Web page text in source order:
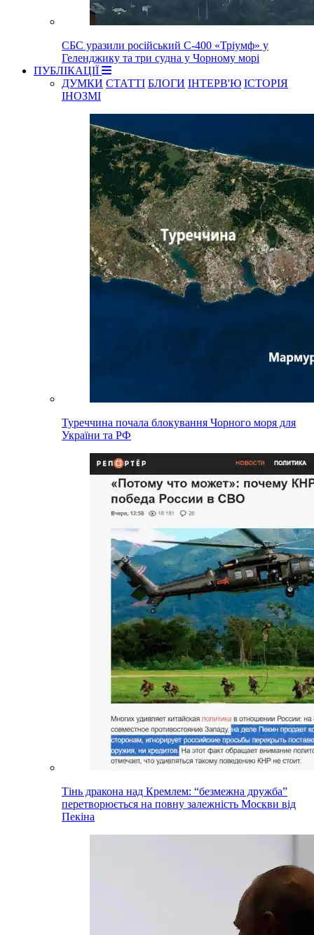
СБС уразили російський С-400 «Тріумф» у
Геленджику та три судна у Чорному морі
ПУБЛІКАЦІЇ
ДУМКИ СТАТТІ БЛОГИ ІНТЕРВ'Ю ІСТОРІЯ
ІНОЗМІ
Туреччина почала блокування Чорного моря для
України та РФ
Тінь дракона над Кремлем: “безмежна дружба”
перетворюється на повну залежність Москви від
Пекіна